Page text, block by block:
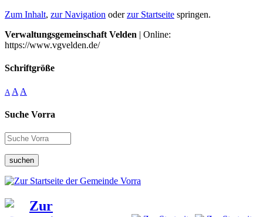
Zum Inhalt, zur Navigation oderzur Startseite springen.
Verwaltungsgemeinschaft Velden | Online:
https://www.vgvelden.de/
Schriftgröße
A A A
Suche Vorra
suchen